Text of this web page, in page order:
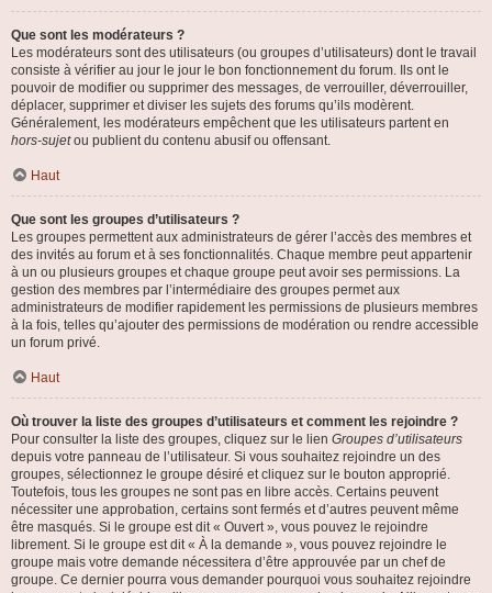
Que sont les modérateurs ?
Les modérateurs sont des utilisateurs (ou groupes d’utilisateurs) dont le travail
consiste à vérifier au jour le jour le bon fonctionnement du forum. Ils ont le
pouvoir de modifier ou supprimer des messages, de verrouiller, déverrouiller,
déplacer, supprimer et diviser les sujets des forums qu’ils modèrent.
Généralement, les modérateurs empêchent que les utilisateurs partent en
hors-sujetou publient du contenu abusif ou offensant.
Haut
Que sont les groupes d’utilisateurs ?
Les groupes permettent aux administrateurs de gérer l’accès des membres et
des invités au forum et à ses fonctionnalités. Chaque membre peut appartenir
à un ou plusieurs groupes et chaque groupe peut avoir ses permissions. La
gestion des membres par l’intermédiaire des groupes permet aux
administrateurs de modifier rapidement les permissions de plusieurs membres
à la fois, telles qu’ajouter des permissions de modération ou rendre accessible
un forum privé.
Haut
Où trouver la liste des groupes d’utilisateurs et comment les rejoindre ?
Pour consulter la liste des groupes, cliquez sur le lien Groupes d’utilisateurs
depuis votre panneau de l’utilisateur. Si vous souhaitez rejoindre un des
groupes, sélectionnez le groupe désiré et cliquez sur le bouton approprié.
Toutefois, tous les groupes ne sont pas en libre accès. Certains peuvent
nécessiter une approbation, certains sont fermés et d’autres peuvent même
être masqués. Si le groupe est dit « Ouvert », vous pouvez le rejoindre
librement. Si le groupe est dit « À la demande », vous pouvez rejoindre le
groupe mais votre demande nécessitera d’être approuvée par un chef de
groupe. Ce dernier pourra vous demander pourquoi vous souhaitez rejoindre